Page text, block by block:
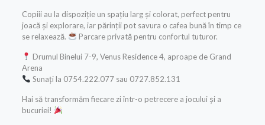
Copiii au la dispoziție un spațiu larg și colorat, perfect pentru
joacă și explorare, iar părinții pot savura o cafea bună în timp ce
se relaxează.
Parcare privată pentru confortul tuturor.
Drumul Binelui 7-9, Venus Residence 4, aproape de Grand
Arena
Sunați la 0754.222.077 sau 0727.852.131
Hai să transformăm fiecare zi într-o petrecere a jocului și a
bucuriei!